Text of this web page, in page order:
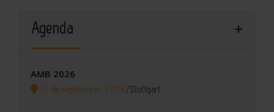
Agenda
AMB 2026
15 de septiembre, 2026 /Stuttgart